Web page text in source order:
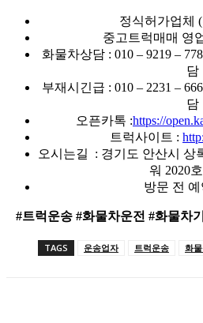
정식허가업체
중고트럭매매 영
화물차상담 : 010 – 9219 –
담
부재시긴급 : 010 – 2231 –
담
오픈카톡 :https://
트럭사이트 :
오시는길 : 경기도 안산시 상
워 2020
방문 전
#트럭운송 #화물차운전 #화물차
TAGS 운송업자 트럭운송 화